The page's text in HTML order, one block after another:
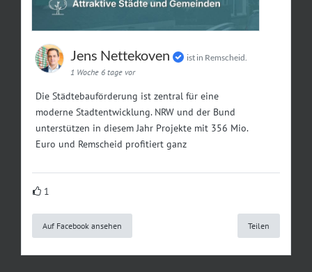
Jens Nettekoven
ist in Remscheid.
1 Woche 6 tage vor
Die Städtebauförderung ist zentral für eine
moderne Stadtentwicklung. NRW und der Bund
unterstützen in diesem Jahr Projekte mit 356 Mio.
Euro und Remscheid profitiert ganz
1
Auf Facebook ansehen Teilen